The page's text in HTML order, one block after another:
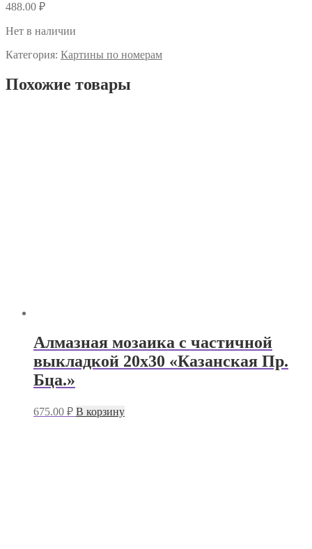
488.00 ₽
Нет в наличии
Категория: Картины по номерам
Похожие товары
Алмазная мозаика с частичной
выкладкой 20х30 «Казанская Пр.
Бца.»
675.00 ₽ В корзину